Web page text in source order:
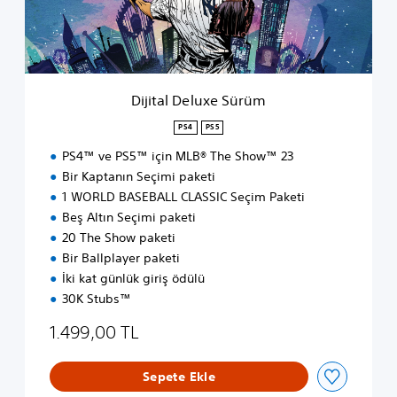
D
l
u
x
Dijital Deluxe Sürüm
PS4 PS5
PS4™ ve PS5™ için MLB® The Show™ 23
Bir Kaptanın Seçimi paketi
1 WORLD BASEBALL CLASSIC Seçim Paketi
Beş Altın Seçimi paketi
20 The Show paketi
Bir Ballplayer paketi
İki kat günlük giriş ödülü
30K Stubs™
1.499,00 TL
Sepete Ekle